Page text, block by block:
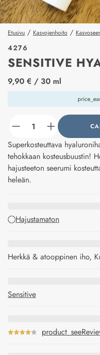
Etusivu / Kasvojenhoito /
4276
SENSITIVE
price_label
9,90 € / 30 ml
counter_current
Superkosteuttava
tehokkaan kosteusbuustin!
hajusteeton seerumi
heleän.
Hajustamaton
Herkkä & atooppinen iho,
Sensitive